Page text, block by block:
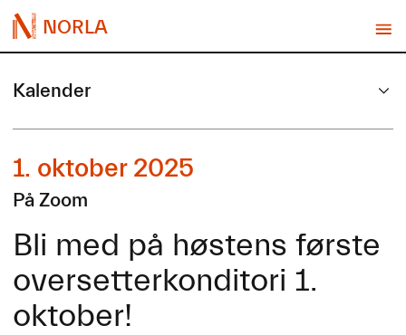
NORLA
Kalender
1. oktober 2025
På Zoom
Bli med på høstens første
oversetterkonditori 1.
oktober!